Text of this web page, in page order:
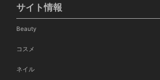
サイト情報
Beauty
コスメ
ネイル